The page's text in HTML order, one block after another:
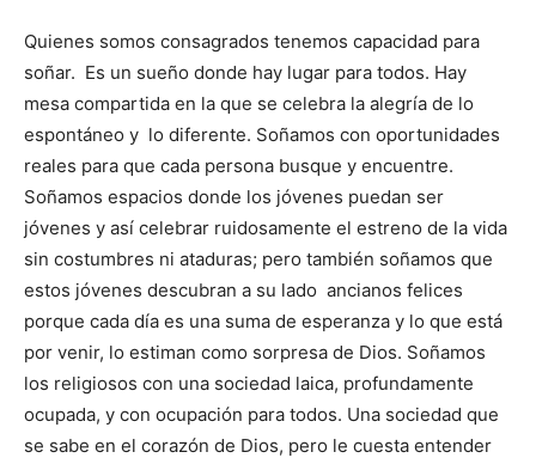
Quienes somos consagrados tenemos capacidad para
soñar. Es un sueño donde hay lugar para todos. Hay
mesa compartida en la que se celebra la alegría de lo
espontáneo y lo diferente. Soñamos con oportunidades
reales para que cada persona busque y encuentre.
Soñamos espacios donde los jóvenes puedan ser
jóvenes y así celebrar ruidosamente el estreno de la vida
sin costumbres ni ataduras; pero también soñamos que
estos jóvenes descubran a su lado ancianos felices
porque cada día es una suma de esperanza y lo que está
por venir, lo estiman como sorpresa de Dios. Soñamos
los religiosos con una sociedad laica, profundamente
ocupada, y con ocupación para todos. Una sociedad que
se sabe en el corazón de Dios, pero le cuesta entender